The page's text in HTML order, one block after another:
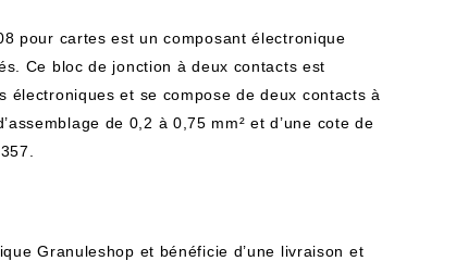
pour cartes est un composant électronique
Ce bloc de jonction à deux contacts est
électroniques et se compose de deux contacts à
de 0,2 à 0,75 mm² et d’une cote de
Granuleshop et bénéficie d’une livraison et